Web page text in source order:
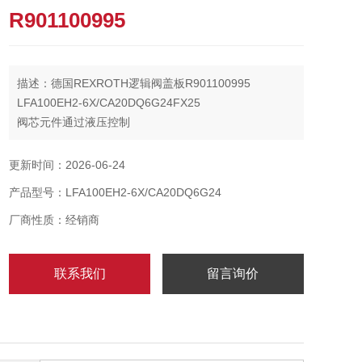
R901100995
描述：德国REXROTH逻辑阀盖板R901100995
LFA100EH2-6X/CA20DQ6G24FX25
阀芯元件通过液压控制
应）。这些组件
更新时间：2026-06-24
产品型号：LFA100EH2-6X/CA20DQ6G24
厂商性质：经销商
联系我们 留言询价